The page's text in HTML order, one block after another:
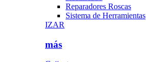
Reparadores Roscas
Sistema de Herramientas
IZAR
más